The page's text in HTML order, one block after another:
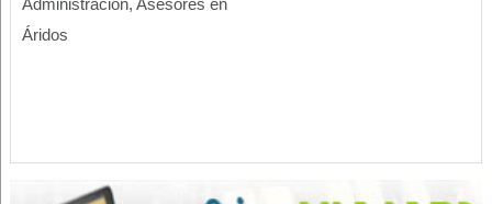
Administración, Asesores en
Áridos